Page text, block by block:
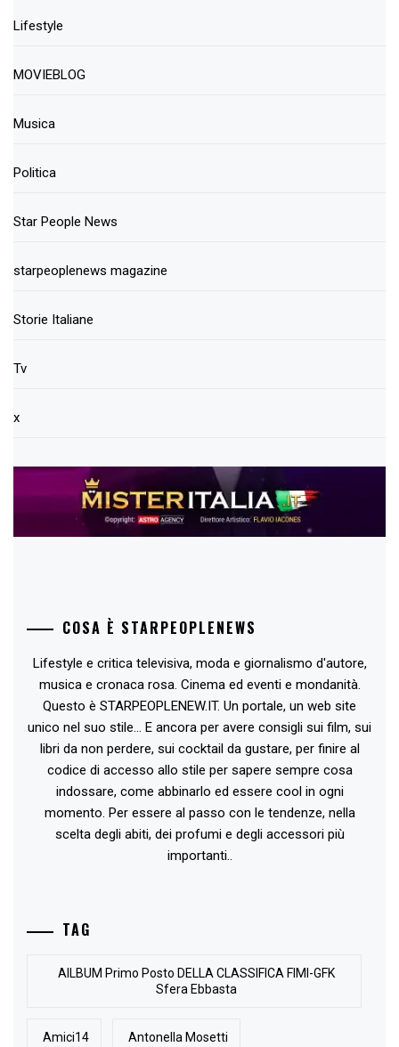
Lifestyle
MOVIEBLOG
Musica
Politica
Star People News
starpeoplenews magazine
Storie Italiane
Tv
x
COSA È STARPEOPLENEWS
Lifestyle e critica televisiva, moda e giornalismo d'autore,
musica e cronaca rosa. Cinema ed eventi e mondanità.
Questo è STARPEOPLENEW.IT. Un portale, un web site
unico nel suo stile... E ancora per avere consigli sui film, sui
libri da non perdere, sui cocktail da gustare, per finire al
codice di accesso allo stile per sapere sempre cosa
indossare, come abbinarlo ed essere cool in ogni
momento. Per essere al passo con le tendenze, nella
scelta degli abiti, dei profumi e degli accessori più
importanti..
TAG
AlLBUM Primo Posto DELLA CLASSIFICA FIMI-GFK
Sfera Ebbasta
Amici14 Antonella Mosetti